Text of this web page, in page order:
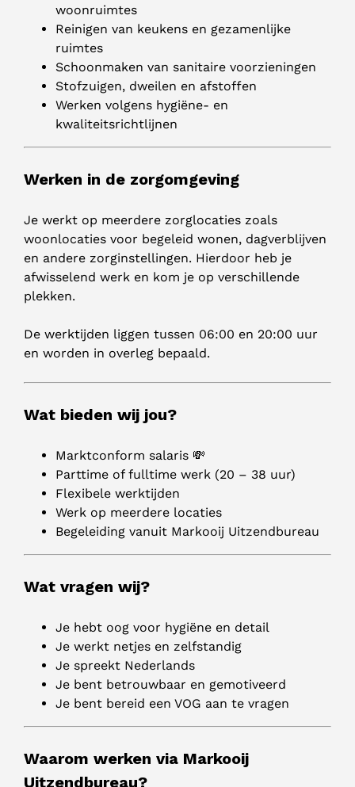
woonruimtes
Reinigen van keukens en gezamenlijke
ruimtes
Schoonmaken van sanitaire voorzieningen
Stofzuigen, dweilen en afstoffen
Werken volgens hygiëne- en
kwaliteitsrichtlijnen
Werken in de zorgomgeving
Je werkt op meerdere zorglocaties zoals
woonlocaties voor begeleid wonen, dagverblijven
en andere zorginstellingen. Hierdoor heb je
afwisselend werk en kom je op verschillende
plekken.
De werktijden liggen tussen 06:00 en 20:00 uur
en worden in overleg bepaald.
Wat bieden wij jou?
Marktconform salaris 💸
Parttime of fulltime werk (20 – 38 uur)
Flexibele werktijden
Werk op meerdere locaties
Begeleiding vanuit Markooij Uitzendbureau
Wat vragen wij?
Je hebt oog voor hygiëne en detail
Je werkt netjes en zelfstandig
Je spreekt Nederlands
Je bent betrouwbaar en gemotiveerd
Je bent bereid een VOG aan te vragen
Waarom werken via Markooij
Uitzendbureau?